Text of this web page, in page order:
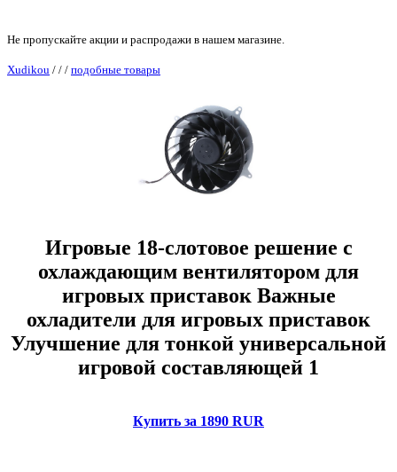
Не пропускайте акции и распродажи в нашем магазине.
Xudikou / / / подобные товары
Игровые 18-слотовое решение с
охлаждающим вентилятором для
игровых приставок Важные
охладители для игровых приставок
Улучшение для тонкой универсальной
игровой составляющей 1
Купить за 1890 RUR